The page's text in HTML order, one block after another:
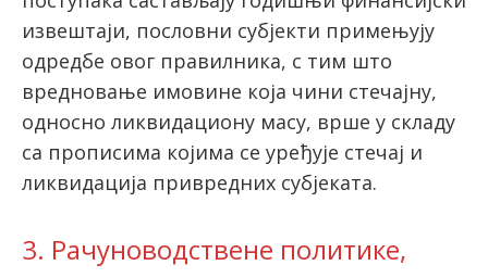
извештаји, пословни субјекти примењују
одредбе овог правилника, с тим што
вредновање имовине која чини стечајну,
односно ликвидациону масу, врше у складу
са прописима којима се уређује стечај и
ликвидација привредних субјеката.
3. Рачуноводствене политике,